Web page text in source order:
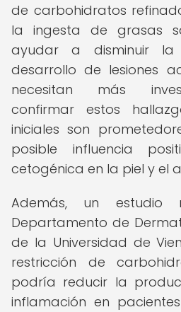
de carbohidratos
la ingesta de grasas
ayudar a disminuir
desarrollo de lesiones
necesitan más
confirmar estos
iniciales son
posible influencia
cetogénica en la piel y el
Además, un estudio
Departamento de
de la Universidad de
restricción de
podría reducir la
inflamación en